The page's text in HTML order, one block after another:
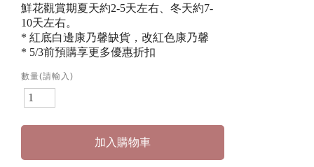
鮮花觀賞期夏天約2-5天左右、冬天約7-
10天左右。
* 紅底白邊康乃馨缺貨，改紅色康乃馨
* 5/3前預購享更多優惠折扣
數量(請輸入)